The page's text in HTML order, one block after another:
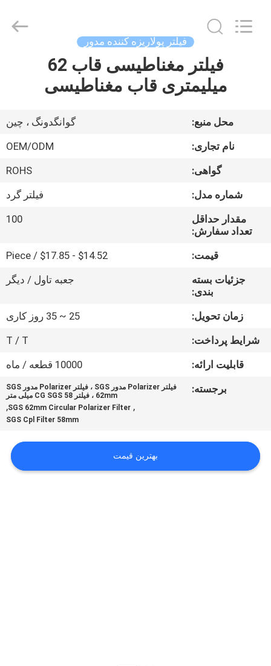
محصولات
کنترل
درخواست
نقل
Technology
فیلتر پولاریزه کننده مدور
فیلتر مغناطیسی قاب 62
میلیمتری قاب مغناطیسی
محل منبع:
گوانگدونگ ، چین
نام تجاری:
OEM/ODM
گواهی:
ROHS
شماره مدل:
فیلتر گرد
مقدار حداقل
تعداد سفارش:
100
قیمت:
$14.52 - $17.85 / Piece
جزئیات بسته
بندی:
جعبه تاول / دیگر
زمان تحویل:
25 ~ 35 روز کاری
شرایط پرداخت:
T / T
قابلیت ارائه:
10000 قطعه / ماه
برجسته:
فیلتر Polarizer مدور SGS ، فیلتر Polarizer مدور SGS
62mm ، فیلتر CG SGS 58 میلی متر
,
SGS 62mm Circular Polarizer Filter
,
SGS Cpl Filter 58mm
بهترین قیمت